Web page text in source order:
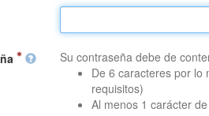
Su contraseña debe de
De 6 caracteres por lo
requisitos)
Al menos 1 carácter